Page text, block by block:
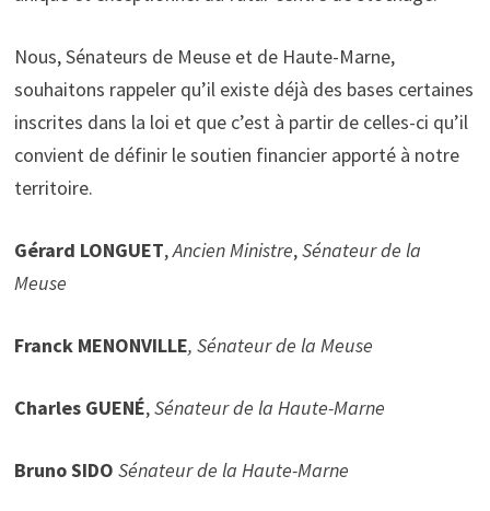
Nous, Sénateurs de Meuse et de Haute-Marne,
souhaitons rappeler qu’il existe déjà des bases certaines
inscrites dans la loi et que c’est à partir de celles-ci qu’il
convient de définir le soutien financier apporté à notre
territoire.
Gérard LONGUET,Ancien Ministre,Sénateur de la
Meuse
Franck MENONVILLE, Sénateur de la Meuse
Charles GUENÉ,Sénateurde la Haute-Marne
Bruno SIDO Sénateur de la Haute-Marne